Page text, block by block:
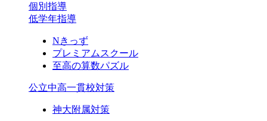
個別指導
低学年指導
Nきっず
プレミアムスクール
至高の算数パズル
公立中高一貫校対策
神大附属対策